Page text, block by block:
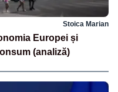
Stoica Marian
Europei și
(analiză)